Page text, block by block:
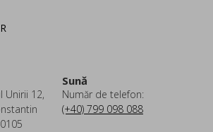
Unirii 12,
Sună
Număr de telefon:
(+40) 799 098 088